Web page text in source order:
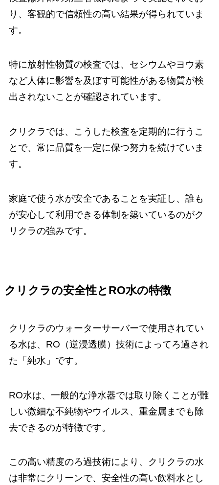
り、客観的で信頼性の高い結果が得られていま
す。
特に放射性物質の検査では、セシウムやヨウ素
など人体に影響を及ぼす可能性がある物質が検
出されないことが確認されています。
クリクラでは、こうした検査を定期的に行うこ
とで、常に品質を一定に保つ努力を続けていま
す。
家庭で使う水が安全であることを実証し、誰も
が安心して利用できる体制を築いているのがク
リクラの強みです。
クリクラの安全性とRO水の特徴
クリクラのウォーターサーバーで使用されてい
る水は、RO（逆浸透膜）技術によってろ過され
た「純水」です。
RO水は、一般的な浄水器では取り除くことが難
しい微細な不純物やウイルス、重金属までも除
去できるのが特徴です。
この高い精度のろ過技術により、クリクラの水
は非常にクリーンで、安全性の高い飲料水とし